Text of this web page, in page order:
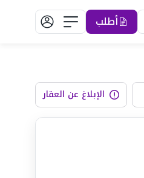
أطلب
الإبلاغ عن العقار